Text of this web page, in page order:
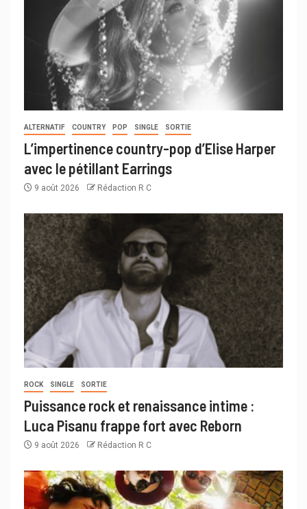
ALTERNATIF COUNTRY POP SINGLE SORTIE
L’impertinence country-pop d’Elise Harper
avec le pétillant Earrings
9 août 2026 Rédaction R C
ROCK SINGLE SORTIE
Puissance rock et renaissance intime :
Luca Pisanu frappe fort avec Reborn
9 août 2026 Rédaction R C